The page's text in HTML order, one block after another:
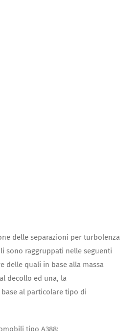
delle separazioni per turbolenza
sono raggruppati nelle seguenti
delle quali in base alla massa
decollo ed una, la
base al particolare tipo di
tipo A388;